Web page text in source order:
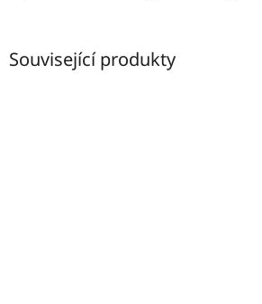
Související produkty